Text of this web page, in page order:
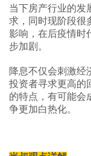
当下房产行业的发
求，同时现阶段很
影响，在后疫情时
步加剧。
降息不仅会刺激经
投资者寻求更高的
的特点，有可能会
争更加白热化。